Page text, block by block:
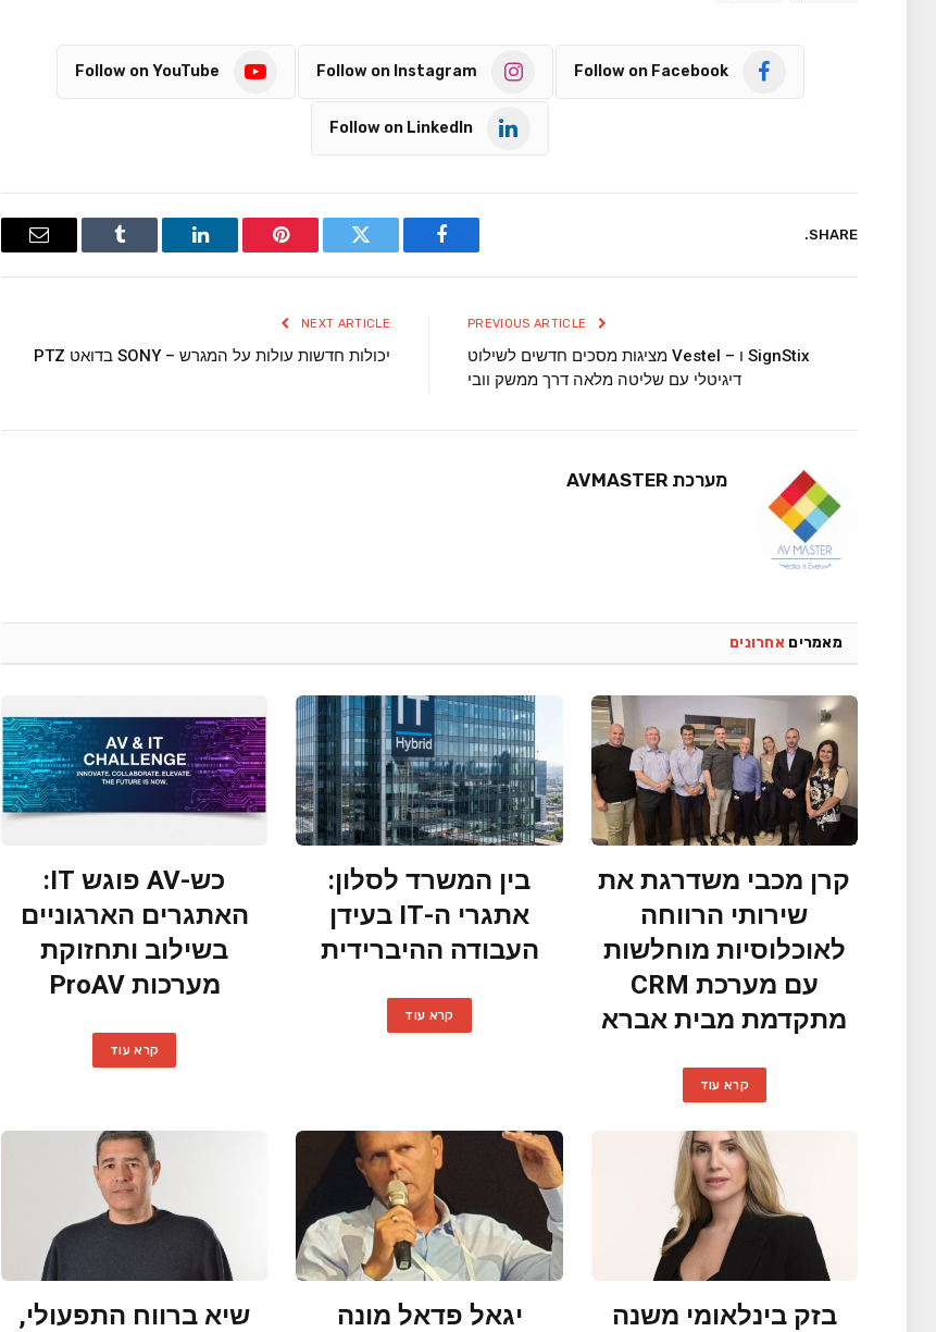
Follow on Facebook
Follow on Instagram
Follow on YouTube
Follow on LinkedIn
SHARE.
Facebook
Twitter
Pinterest
LinkedIn
Tumblr
Email
SignStix ו – Vestel מציגות מסכים חדשים לשילוט
דיגיטלי עם שליטה מלאה דרך ממשק וובי
NEXT ARTICLE
יכולות חדשות עולות על המגרש – SONY בדואט PTZ
מערכת AVMASTER
מאמרים אחרונים
קרן מכבי משדרגת את
שירותי הרווחה
לאוכלוסיות מוחלשות
עם מערכת CRM
מתקדמת מבית אברא
קרא עוד
בין המשרד לסלון:
אתגרי ה-IT בעידן
העבודה ההיברידית
קרא עוד
כש-AV פוגש IT:
האתגרים הארגוניים
בשילוב ותחזוקת
מערכות ProAV
קרא עוד
בזק בינלאומי משנה
יגאל פדאל מונה
שיא ברווח התפעולי,